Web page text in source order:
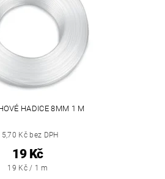
HADICE 8MM 1 M
Kč bez DPH
19 Kč
19 Kč / 1 m